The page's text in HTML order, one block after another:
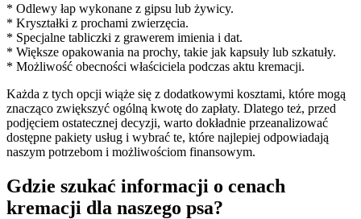
* Odlewy łap wykonane z gipsu lub żywicy.
* Kryształki z prochami zwierzęcia.
* Specjalne tabliczki z grawerem imienia i dat.
* Większe opakowania na prochy, takie jak kapsuły lub szkatuły.
* Możliwość obecności właściciela podczas aktu kremacji.
Każda z tych opcji wiąże się z dodatkowymi kosztami, które mogą
znacząco zwiększyć ogólną kwotę do zapłaty. Dlatego też, przed
podjęciem ostatecznej decyzji, warto dokładnie przeanalizować
dostępne pakiety usług i wybrać te, które najlepiej odpowiadają
naszym potrzebom i możliwościom finansowym.
Gdzie szukać informacji o cenach
kremacji dla naszego psa?